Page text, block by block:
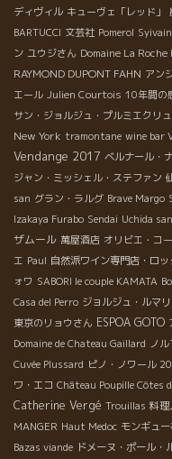
ディヴィル キューヴェ「レッド」
BARTUCCI 文芸社 Pomerol
ン ユウジさん Domaine La
RAYMOND DUPONT FAHN アン
エール Julien Courtois 10年間の
サン・ジョルジュ・プルミエクリュ
New York tramontane wine bar
Vendange 2017 ベルナール・
ジャン・ミッシェル・ステファン
san グラン・ラルグ Brave Margo
Izakaya Furabo Sendai Uchida san
ザムール 萬屋酒店 オリビエ・コ
エ Paul 自然派ワイン専門店・ロ
ォワ SABORI le couple KAMATA
Casa del Perro ジョルジュ・ルマ
東京のリョウさん ESPOA GOTO
Domaine de Chateau Gaillard ノ
Cuvée Plussard ピノ・ノワール
ワ・エコ Château Poupille Côtes
Catherine Vergé Trouillas 料理
MANGER Haut Medoc モンギュ
Bazas viande ドメーヌ・ポール・